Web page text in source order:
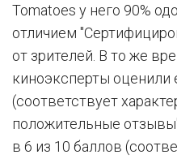
Tomatoes у него 90%
отличием
от зрителей. В то же
киноэксперты оценили
(соответствует
положительные
в 6 из 10 баллов